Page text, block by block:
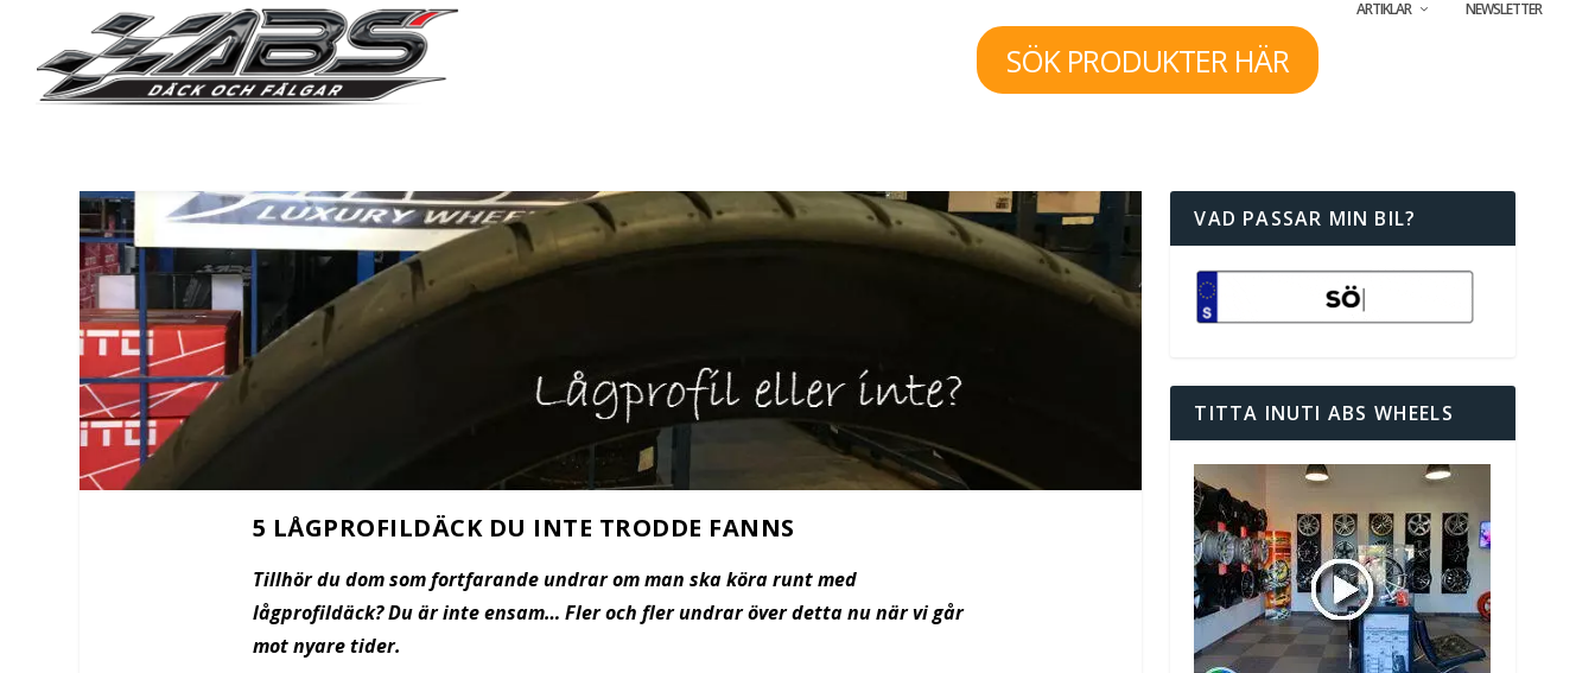
SÖK PRODUKTER HÄR
ARTIKLAR NEWSLETTER
5 LÅGPROFILDÄCK DU INTE TRODDE FANNS
Tillhör du dom som fortfarande undrar om man ska köra runt med
lågprofildäck? Du är inte ensam… Fler och fler undrar över detta nu när vi går
mot nyare tider.
VAD PASSAR MIN BIL?
TITTA INUTI ABS WHEELS